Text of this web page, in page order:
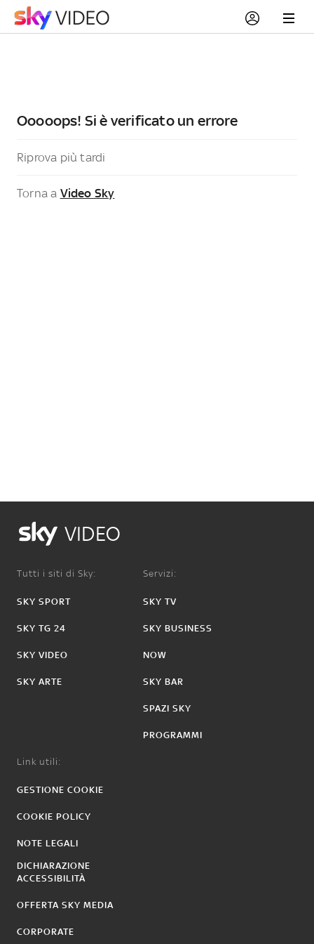
Ooooops! Si è verificato un errore
Riprova più tardi
Torna a Video Sky
VIDEO
Tutti i siti di Sky:
SKY SPORT
SKY TG 24
SKY VIDEO
SKY ARTE
Servizi:
SKY TV
SKY BUSINESS
NOW
SKY BAR
SPAZI SKY
PROGRAMMI
Link utili:
GESTIONE COOKIE
COOKIE POLICY
NOTE LEGALI
DICHIARAZIONE
ACCESSIBILITÀ
OFFERTA SKY MEDIA
CORPORATE